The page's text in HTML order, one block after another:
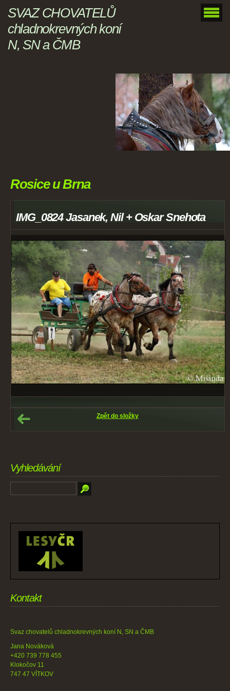
SVAZ CHOVATELŮ
chladnokrevných koní
N, SN a ČMB
Rosice u Brna
IMG_0824 Jasanek, Nil + Oskar Snehota
Zpět do složky
Vyhledávání
Kontakt
Svaz chovatelů chladnokrevných koní N, SN a ČMB
Jana Nováková
+420 739 778 455
Klokočov 11
747 47 VÍTKOV